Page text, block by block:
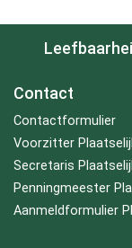
Contact
Contactformulier
Voorzitter
Secretaris
Penningmeester
Aanmeldformulier